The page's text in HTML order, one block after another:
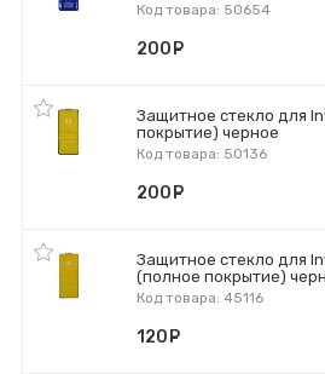
Код товара: 50654
200
Защитное стекло для
покрытие) черное
Код товара: 50136
200
Защитное стекло для
(полное покрытие)
Код товара: 45116
120